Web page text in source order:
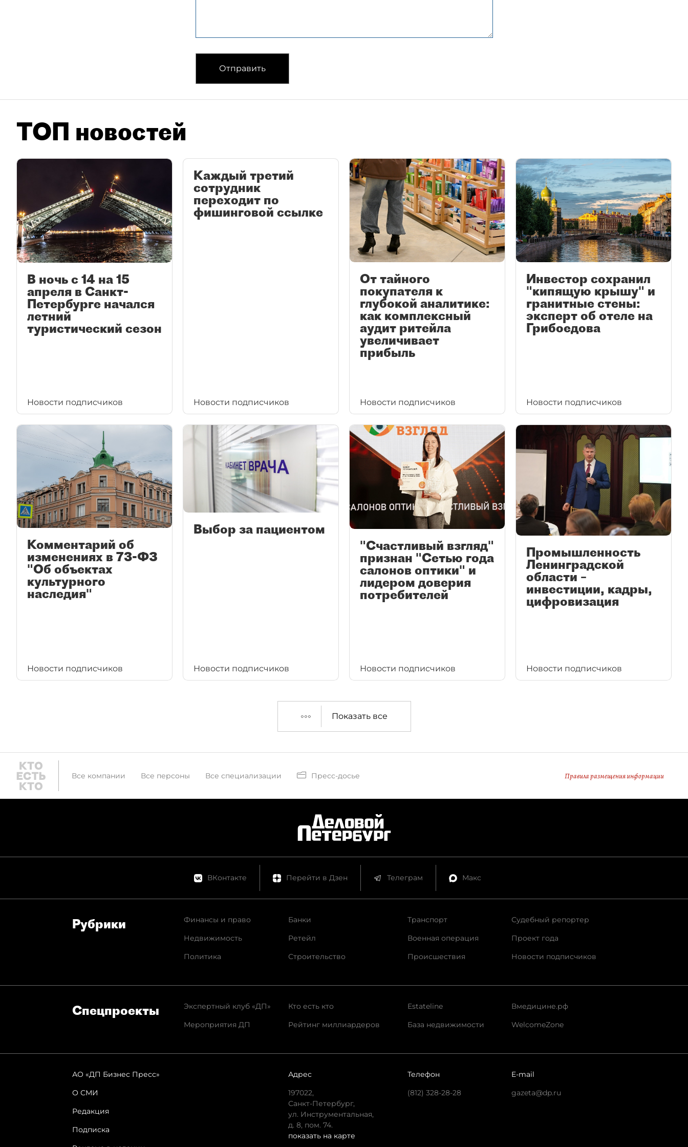
Отправить
ТОП новостей
В ночь с 14 на 15
апреля в Санкт-
Петербурге начался
летний
туристический сезон
Новости подписчиков
Каждый третий
сотрудник
переходит по
фишинговой ссылке
Новости подписчиков
От тайного
покупателя к
глубокой аналитике:
как комплексный
аудит ритейла
увеличивает
прибыль
Новости подписчиков
Инвестор сохранил
"кипящую крышу" и
гранитные стены:
эксперт об отеле на
Грибоедова
Новости подписчиков
Комментарий об
изменениях в 73-ФЗ
"Об объектах
культурного
наследия"
Новости подписчиков
Выбор за пациентом
Новости подписчиков
"Счастливый взгляд"
признан "Сетью года
салонов оптики" и
лидером доверия
потребителей
Новости подписчиков
Промышленность
Ленинградской
области –
инвестиции, кадры,
цифровизация
Новости подписчиков
Показать все
Все компании Все персоны Все специализации Пресс-досье Правила размещения информации
ВКонтакте Перейти в Дзен Телеграм Макс
Рубрики
Финансы и право
Недвижимость
Политика
Банки
Ретейл
Строительство
Транспорт
Военная операция
Происшествия
Судебный репортер
Проект года
Новости подписчиков
Спец­проекты
Экспертный клуб «ДП»
Мероприятия ДП
Кто есть кто
Рейтинг миллиардеров
Estateline
База недвижимости
Вмедицине.рф
WelcomeZone
АО «ДП Бизнес Пресс»
О СМИ
Редакция
Подписка
Адрес
197022,
Санкт-Петербург,
ул. Инструментальная,
д. 8, пом. 74.
показать на карте
Телефон
(812) 328-28-28
E-mail
gazeta@dp.ru